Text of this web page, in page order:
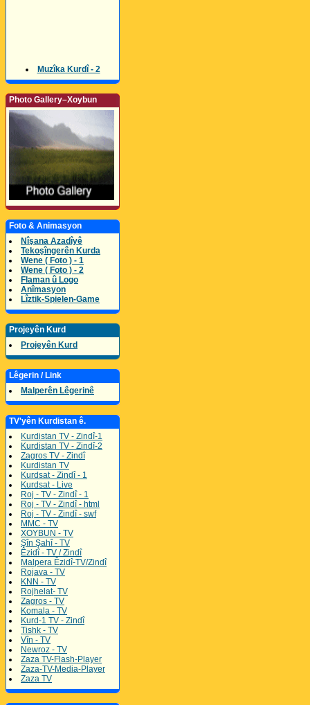
Muzîka Kurdî - 2
Photo Gallery–Xoybun
Foto & Animasyon
Nîşana Azadîyê
Tekoşîngerên Kurda
Wene ( Foto ) - 1
Wene ( Foto ) - 2
Flaman û Logo
Anîmasyon
Lîztik-Spielen-Game
Projeyên Kurd
Projeyên Kurd
Lêgerin / Link
Malperên Lêgerinê
TV'yên Kurdistan ê.
Kurdistan TV - Zindî-1
Kurdistan TV - Zindî-2
Zagros TV - Zindî
Kurdistan TV
Kurdsat - Zindî - 1
Kurdsat - Live
Roj - TV - Zindî - 1
Roj - TV - Zindî - html
Roj - TV - Zindî - swf
MMC - TV
XOYBUN - TV
Şîn Şahî - TV
Êzidî - TV / Zindî
Malpera Êzidî-TV/Zindî
Rojava - TV
KNN - TV
Rojhelat- TV
Zagros - TV
Komala - TV
Kurd-1 TV - Zindî
Tishk - TV
Vîn - TV
Newroz - TV
Zaza TV-Flash-Player
Zaza-TV-Media-Player
Zaza TV